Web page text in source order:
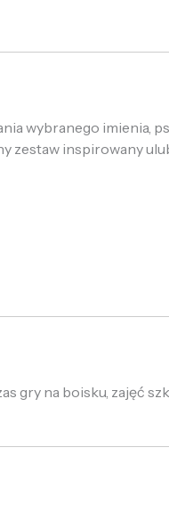
wybranego imienia,
inspirowany
gry na boisku, zajęć